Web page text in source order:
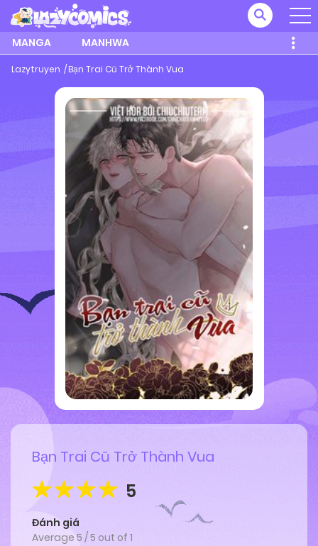
MANGA MANHWA
Lazytruyen Bạn Trai Cũ Trở Thành Vua
Bạn Trai Cũ Trở Thành Vua
5
Đánh giá
Average 5 /5 out of 1